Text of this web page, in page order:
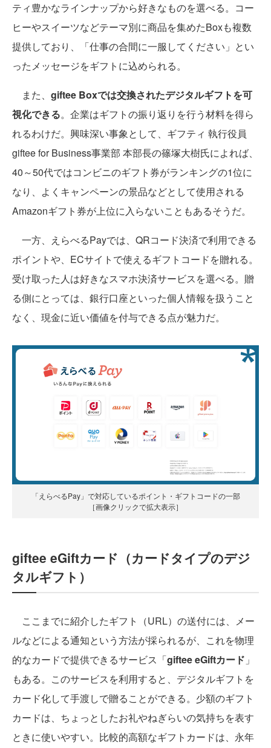
ティ豊かなラインナップから好きなものを選べる。コー
ヒーやスイーツなどテーマ別に商品を集めたBoxも複数
提供しており、「仕事の合間に一服してください」とい
ったメッセージをギフトに込められる。
また、 giftee Boxでは交換されたデジタルギフトを可
視化できる。企業はギフトの振り返りを行う材料を得ら
れるわけだ。興味深い事象として、ギフティ 執行役員
giftee for Business事業部 本部長の篠塚大樹氏によれば、
40～50代ではコンビニのギフト券がランキングの1位に
なり、よくキャンペーンの景品などとして使用される
Amazonギフト券が上位に入らないこともあるそうだ。
一方、えらべるPayでは、QRコード決済で利用できる
ポイントや、ECサイトで使えるギフトコードを贈れる。
受け取った人は好きなスマホ決済サービスを選べる。贈
る側にとっては、銀行口座といった個人情報を扱うこと
なく、現金に近い価値を付与できる点が魅力だ。
「えらべるPay」で対応しているポイント・ギフトコードの一部
［画像クリックで拡大表示］
giftee eGiftカード（カードタイプのデジ
タルギフト）
ここまでに紹介したギフト（URL）の送付には、メー
ルなどによる通知という方法が採られるが、これを物理
的なカードで提供できるサービス「giftee eGiftカード 」
もある。このサービスを利用すると、デジタルギフトを
カード化して手渡しで贈ることができる。少額のギフト
カードは、ちょっとしたお礼やねぎらいの気持ちを表す
ときに使いやすい。比較的高額なギフトカードは、永年